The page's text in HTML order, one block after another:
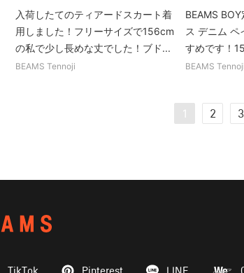
入荷したてのティアードスカート着
用しました！フリーサイズで156cm
の私で少し長めな丈でした！ブド...
BEAMS Tennoji
BEAMS
ス デニム ペ
すめです！
BEAMS Tennoji
1 2 3